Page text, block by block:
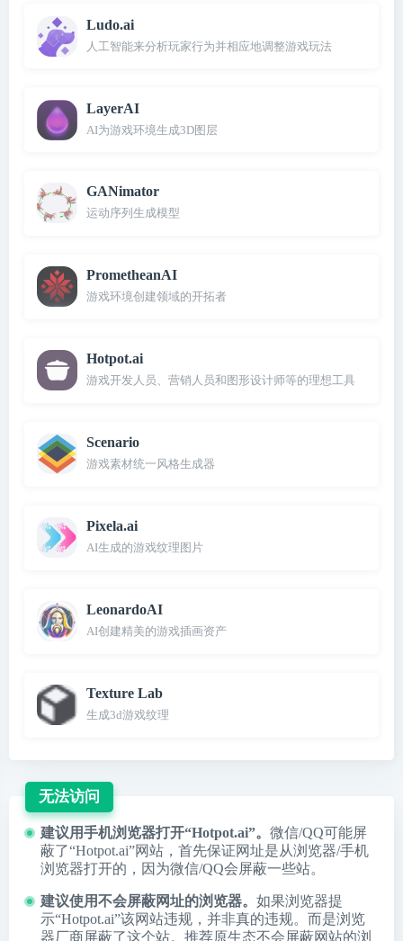
Ludo.ai
人工智能来分析玩家行为并相应地调整游戏玩法
LayerAI
AI为游戏环境生成3D图层
GANimator
运动序列生成模型
PrometheanAI
游戏环境创建领域的开拓者
Hotpot.ai
游戏开发人员、营销人员和图形设计师等的理想工具
Scenario
游戏素材统一风格生成器
Pixela.ai
AI生成的游戏纹理图片
LeonardoAI
AI创建精美的游戏插画资产
Texture Lab
生成3d游戏纹理
无法访问
建议用手机浏览器打开“Hotpot.ai”。 微信/QQ可能屏
蔽了“Hotpot.ai”网站，首先保证网址是从浏览器/手机
浏览器打开的，因为微信/QQ会屏蔽一些站。
建议使用不会屏蔽网址的浏览器。 如果浏览器提
示“Hotpot.ai”该网站违规，并非真的违规。而是浏览
器厂商屏蔽了这个站。推荐原生态不会屏蔽网站的浏